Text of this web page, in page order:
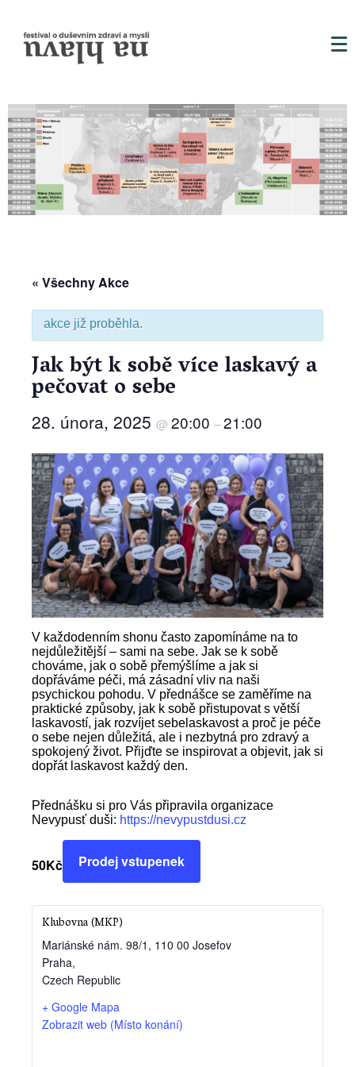
« Všechny Akce
akce již proběhla.
Jak být k sobě více laskavý a
pečovat o sebe
28. února, 2025 @ 20:00 –21:00
V každodenním shonu často zapomínáme na to
nejdůležitější – sami na sebe. Jak se k sobě
chováme, jak o sobě přemýšlíme a jak si
dopřáváme péči, má zásadní vliv na naši
psychickou pohodu. V přednášce se zaměříme na
praktické způsoby, jak k sobě přistupovat s větší
laskavostí, jak rozvíjet sebelaskavost a proč je péče
o sebe nejen důležitá, ale i nezbytná pro zdravý a
spokojený život. Přijďte se inspirovat a objevit, jak si
dopřát laskavost každý den.
Přednášku si pro Vás připravila organizace
Nevypusť duši: https://nevypustdusi.cz
50Kč Prodej vstupenek
Klubovna (MKP)
Mariánské nám. 98/1, 110 00 Josefov
Praha,
Czech Republic
+ Google Mapa
Zobrazit web (Místo konání)